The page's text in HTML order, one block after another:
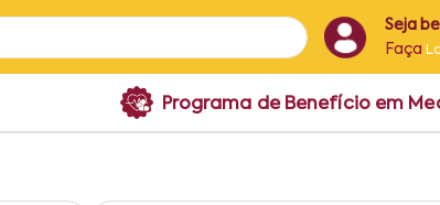
Seja
Faça
Programa de Benefício em